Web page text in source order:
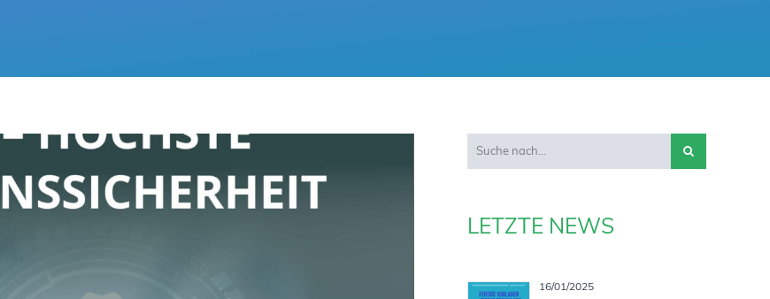
LETZTE NEWS
16/01/2025